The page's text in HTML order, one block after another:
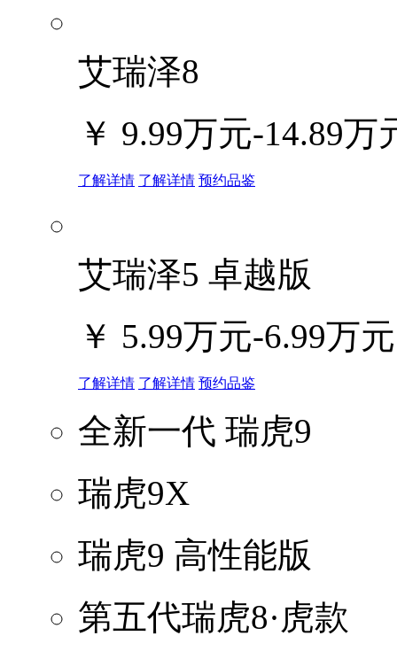
艾瑞泽8
￥ 9.99万元-14.89万
了解详情 了解详情 预约品鉴
艾瑞泽5 卓越版
￥ 5.99万元-6.99万元
了解详情 了解详情 预约品鉴
全新一代 瑞虎9
瑞虎9X
瑞虎9 高性能版
第五代瑞虎8·虎款